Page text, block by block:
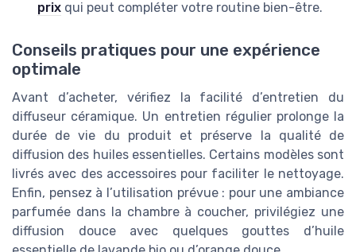
prix qui peut compléter votre routine bien-être.
Conseils pratiques pour une expérience
optimale
Avant d’acheter, vérifiez la facilité d’entretien du
diffuseur céramique. Un entretien régulier prolonge la
durée de vie du produit et préserve la qualité de
diffusion des huiles essentielles. Certains modèles sont
livrés avec des accessoires pour faciliter le nettoyage.
Enfin, pensez à l’utilisation prévue : pour une ambiance
parfumée dans la chambre à coucher, privilégiez une
diffusion douce avec quelques gouttes d’huile